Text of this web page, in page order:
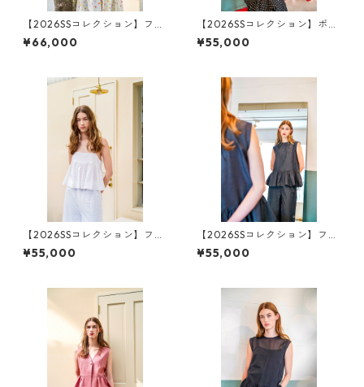
【2026SSコレクション】フレ
ア襟ブラウス ジオメトリッ
ク柄
¥66,000
【2026SSコレクション】ボリ
ューム袖トップス レッド
¥55,000
【2026SSコレクション】フレ
ア・キャミソールトップス
白レース（花柄）
¥55,000
【2026SSコレクション】フリ
ル・ショートスリーブトップ
ス ソフト・デニム
¥55,000